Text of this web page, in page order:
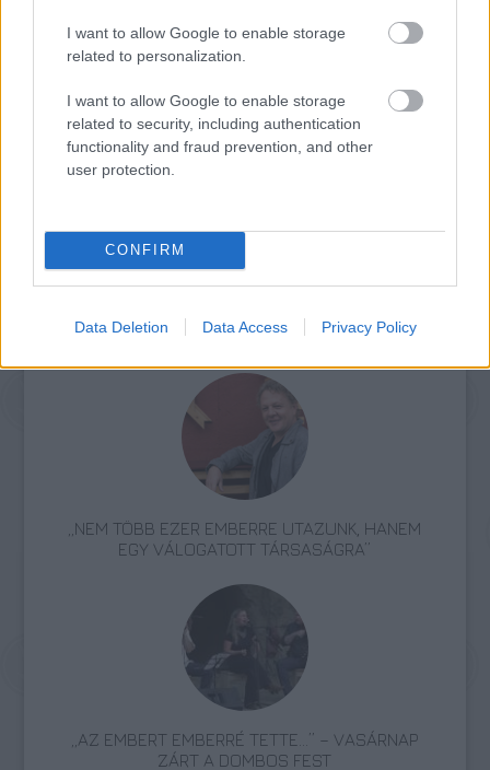
I want to allow Google to enable storage
related to personalization.
I want to allow Google to enable storage
related to security, including authentication
functionality and fraud prevention, and other
user protection.
CONFIRM
Data Deletion Data Access Privacy Policy
bűncselekménye miatt 250 ezer forint
pénzbüntetésre ítéltek.
A község független polgármestere
lemondott tisztségéről, az időközi választást
július 17-re írta ki a választási bizottság.
Zene Vidék Folk Könnyűzene
„NEM TÖBB EZER EMBERRE UTAZUNK, HANEM
EGY VÁLOGATOTT TÁRSASÁGRA”
„AZ EMBERT EMBERRÉ TETTE…” – VASÁRNAP
ZÁRT A DOMBOS FEST